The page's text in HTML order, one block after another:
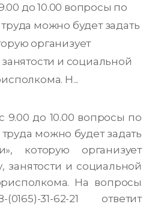
до 10.00 вопросы по
можно будет задать
организует
и социальной
Н...
9.00 до 10.00 вопросы по
можно будет задать
которую организует
занятости и социальной
На вопросы
31-62-21 ответит